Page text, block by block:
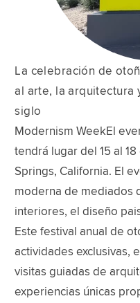
La celebración de
al arte, la arquitectura
siglo
Modernism WeekEl
tendrá lugar del 15 al
Springs, California. El
moderna de mediados
interiores, el diseño
Este festival anual de
actividades exclusivas,
visitas guiadas de
experiencias únicas